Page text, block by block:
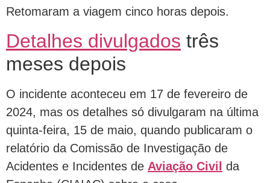
Retomaram a viagem cinco horas depois.
Detalhes divulgados três
meses depois
O incidente aconteceu em 17 de fevereiro de
2024, mas os detalhes só divulgaram na última
quinta-feira, 15 de maio, quando publicaram o
relatório da Comissão de Investigação de
Acidentes e Incidentes de Aviação Civil da